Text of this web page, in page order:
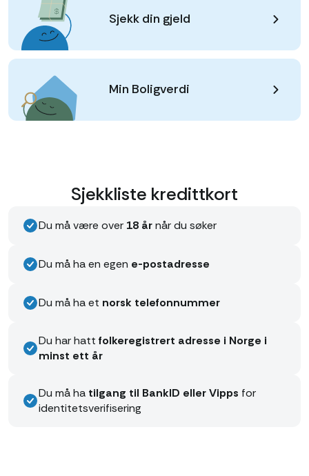
Sjekk din gjeld
Min Boligverdi
Sjekkliste kredittkort
Du må være over 18 årnår du søker
Du må ha en egen e-postadresse
Du må ha et norsk telefonnummer
Du har hatt folkeregistrert adresse i Norge i
minst ett år
Du må ha tilgang til BankID eller Vipps for
identitetsverifisering